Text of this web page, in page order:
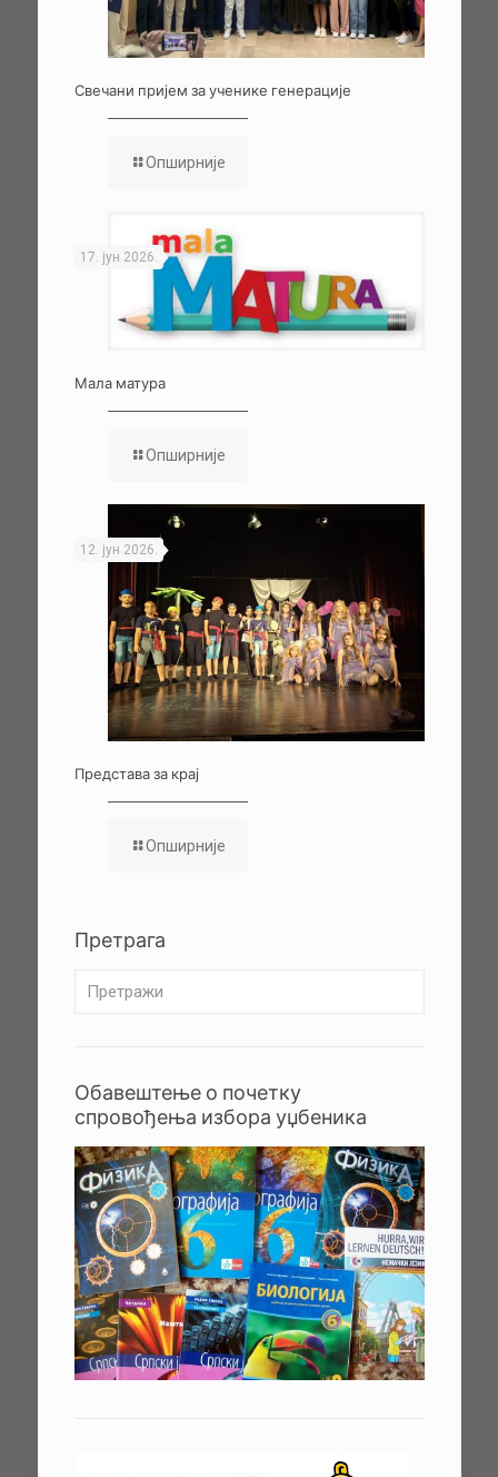
Свечани пријем за ученике генерације
Опширније
17. јун 2026.
Мала матура
Опширније
12. јун 2026.
Представа за крај
Опширније
Претрага
Обавештење о почетку
спровођења избора уџбеника